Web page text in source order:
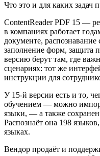
Что это и для каких задач
ContentReader PDF 15 —
в компаниях работает
документе,
заполнение форм, защита
версию берут там, где
сценариях: тот же
инструкции для
У 15-й версии есть и то,
обучением — можно
языки, — а также
Распознаёт она 198
языках.
Вендор продаёт и